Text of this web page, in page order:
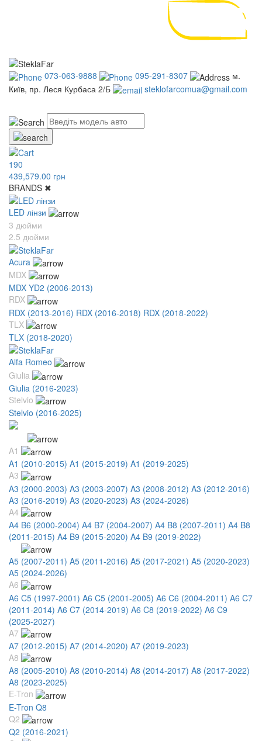
073-063-9888 095-291-8307
м.
Київ, пр. Леся Курбаса 2/Б
steklofarcomua@gmail.com
190
439,579.00 грн
BRANDS ✖
LED лінзи
3 дюйми
2.5 дюйми
Acura
MDX
MDX YD2 (2006-2013)
RDX
RDX (2013-2016) RDX (2016-2018) RDX (2018-2022)
TLX
TLX (2018-2020)
Alfa Romeo
Giulia
Giulia (2016-2023)
Stelvio
Stelvio (2016-2025)
A1
A1 (2010-2015) A1 (2015-2019) A1 (2019-2025)
A3
A3 (2000-2003) A3 (2003-2007) A3 (2008-2012) A3 (2012-2016)
A3 (2016-2019) A3 (2020-2023) A3 (2024-2026)
A4
A4 B6 (2000-2004) A4 B7 (2004-2007) A4 B8 (2007-2011) A4 B8
(2011-2015) A4 B9 (2015-2020) A4 B9 (2019-2022)
A5 (2007-2011) A5 (2011-2016) A5 (2017-2021) A5 (2020-2023)
A5 (2024-2026)
A6
A6 C5 (1997-2001) A6 C5 (2001-2005) A6 C6 (2004-2011) A6 C7
(2011-2014) A6 C7 (2014-2019) A6 C8 (2019-2022) A6 C9
(2025-2027)
A7
A7 (2012-2015) A7 (2014-2020) A7 (2019-2023)
A8
A8 (2005-2010) A8 (2010-2014) A8 (2014-2017) A8 (2017-2022)
A8 (2023-2025)
E-Tron
E-Tron Q8
Q2
Q2 (2016-2021)